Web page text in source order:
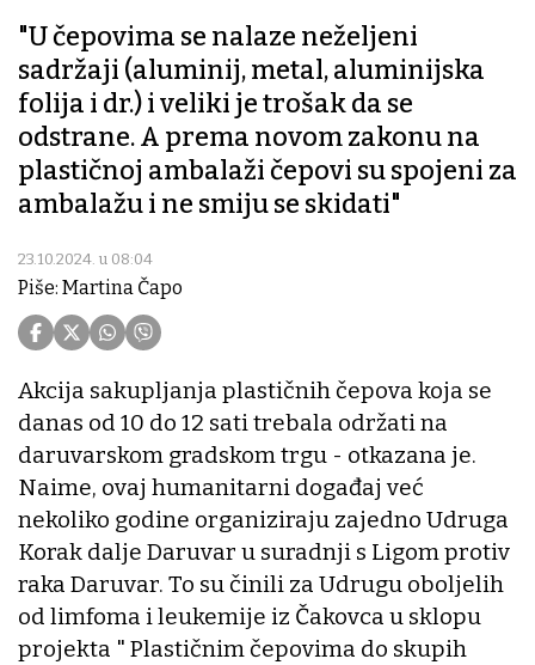
"U čepovima se nalaze neželjeni
sadržaji (aluminij, metal, aluminijska
folija i dr.) i veliki je trošak da se
odstrane. A prema novom zakonu na
plastičnoj ambalaži čepovi su spojeni za
ambalažu i ne smiju se skidati"
23.10.2024. u 08:04
Piše: Martina Čapo
Akcija sakupljanja plastičnih čepova koja se
danas od 10 do 12 sati trebala održati na
daruvarskom gradskom trgu - otkazana je.
Naime, ovaj humanitarni događaj već
nekoliko godine organiziraju zajedno Udruga
Korak dalje Daruvar u suradnji s Ligom protiv
raka Daruvar. To su činili za Udrugu oboljelih
od limfoma i leukemije iz Čakovca u sklopu
projekta " Plastičnim čepovima do skupih